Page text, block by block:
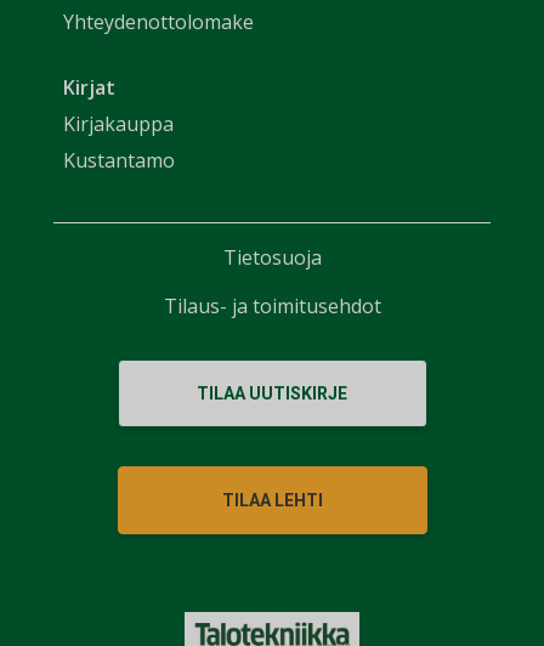
Yhteydenottolomake
Kirjat
Kirjakauppa
Kustantamo
TILAA UUTISKIRJE
TILAA LEHTI
Tietosuoja
Tilaus- ja toimitusehdot